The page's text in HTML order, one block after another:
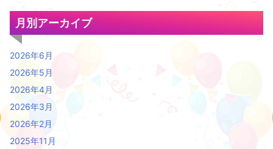
月別アーカイブ
2026年6月
2026年5月
2026年4月
2026年3月
2026年2月
2025年11月